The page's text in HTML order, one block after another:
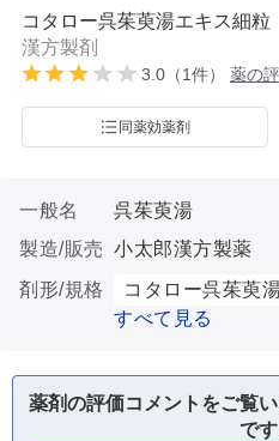
コタロー呉茱萸湯エキス細粒
漢方製剤
3.0（1件） 薬の
同薬効薬剤
一般名
呉茱萸湯
製造/販売 小太郎漢方製薬
剤形/規格
コタロー呉茱萸
すべて見る
薬剤の評価コメントをご覧
です